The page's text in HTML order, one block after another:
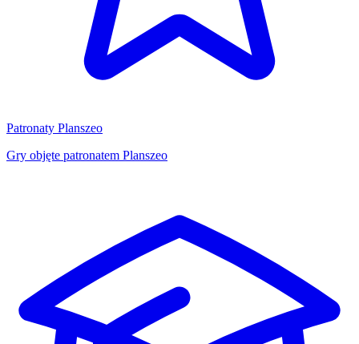
Patronaty Planszeo
Gry objęte patronatem Planszeo